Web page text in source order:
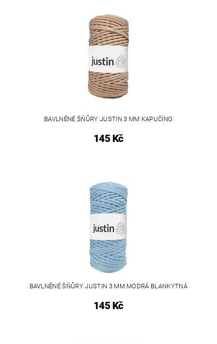
BAVLNĚNÉ ŠŇŮRY JUSTIN 3 MM KAPUČÍNO
145 Kč
BAVLNĚNÉ ŠŇŮRY JUSTIN 3 MM MODRÁ BLANKYTNÁ
145 Kč